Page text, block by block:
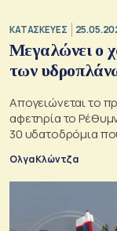
ΚΑΤΑΣΚΕΥΕΣ
Μεγαλώνει ο
των
Απογειώνεται το
αφετηρία το
30 υδατοδρόμια
Κυκλάδες και
Ολγα Κλώντζα